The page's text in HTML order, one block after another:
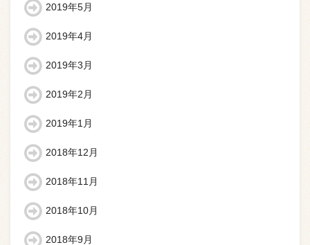
2019年5月
2019年4月
2019年3月
2019年2月
2019年1月
2018年12月
2018年11月
2018年10月
2018年9月